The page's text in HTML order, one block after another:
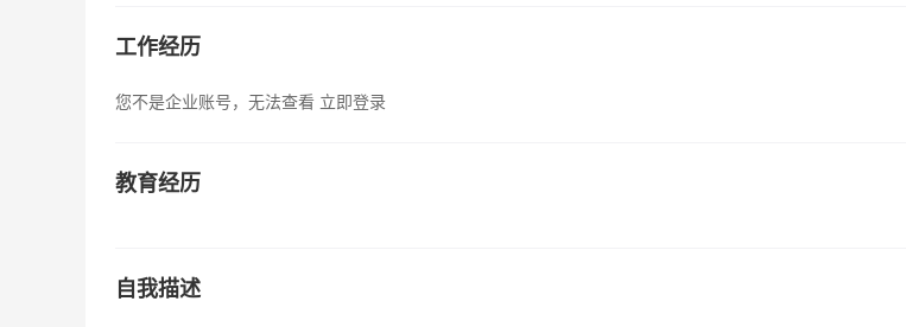
工作经历
您不是企业账号，无法查看 立即登录
教育经历
自我描述